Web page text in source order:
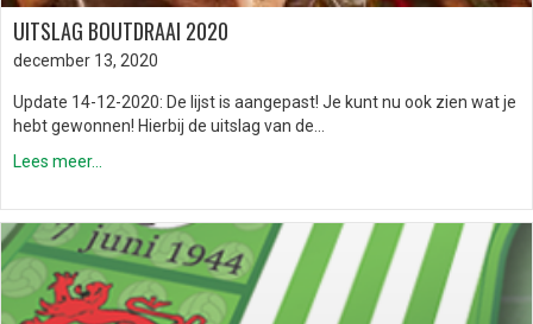
UITSLAG BOUTDRAAI 2020
december 13, 2020
Update 14-12-2020: De lijst is aangepast! Je kunt nu ook zien wat je
hebt gewonnen! Hierbij de uitslag van de…
Lees meer...